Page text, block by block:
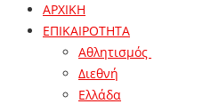
ΑΡΧΙΚΗ
ΕΠΙΚΑΙΡΟΤΗΤΑ
Αθλητισμός
Διεθνή
Ελλάδα